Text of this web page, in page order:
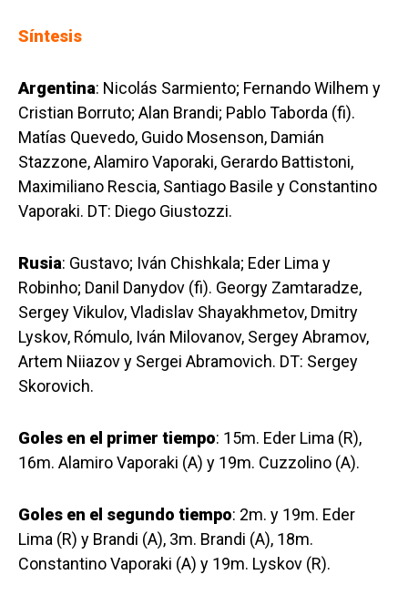
Síntesis
Argentina: Nicolás Sarmiento; Fernando Wilhem y
Cristian Borruto; Alan Brandi; Pablo Taborda (fi).
Matías Quevedo, Guido Mosenson, Damián
Stazzone, Alamiro Vaporaki, Gerardo Battistoni,
Maximiliano Rescia, Santiago Basile y Constantino
Vaporaki. DT: Diego Giustozzi.
Rusia: Gustavo; Iván Chishkala; Eder Lima y
Robinho; Danil Danydov (fi). Georgy Zamtaradze,
Sergey Vikulov, Vladislav Shayakhmetov, Dmitry
Lyskov, Rómulo, Iván Milovanov, Sergey Abramov,
Artem Niiazov y Sergei Abramovich. DT: Sergey
Skorovich.
Goles en el primer tiempo: 15m. Eder Lima (R),
16m. Alamiro Vaporaki (A) y 19m. Cuzzolino (A).
Goles en el segundo tiempo: 2m. y 19m. Eder
Lima (R) y Brandi (A), 3m. Brandi (A), 18m.
Constantino Vaporaki (A) y 19m. Lyskov (R).